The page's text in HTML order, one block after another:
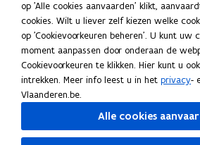
Spellingregels
Tips voor duidelijke taal
Bekijk ook
Spellingtests
Boek- en webwijzer
op 'Alle cookies aanvaarden' klikt,
cookies. Wilt u liever zelf kiezen welke
op 'Cookievoorkeuren beheren'. U kunt uw
moment aanpassen door onderaan de
Cookievoorkeuren te klikken. Hier kunt u
intrekken. Meer info leest u in het privacy-
Vlaanderen.be.
Alle cookies